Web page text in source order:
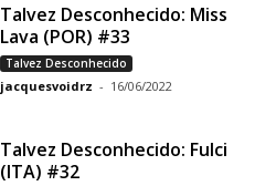
Talvez Desconhecido: Miss
Lava (POR) #33
Talvez Desconhecido
jacquesvoidrz - 16/06/2022
Talvez Desconhecido: Fulci
(ITA) #32